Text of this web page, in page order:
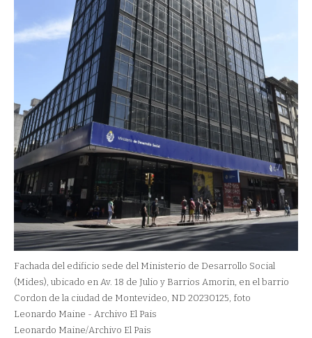
Fachada del edificio sede del Ministerio de Desarrollo Social
(Mides), ubicado en Av. 18 de Julio y Barrios Amorin, en el barrio
Cordon de la ciudad de Montevideo, ND 20230125, foto
Leonardo Maine - Archivo El Pais
Leonardo Maine/Archivo El Pais